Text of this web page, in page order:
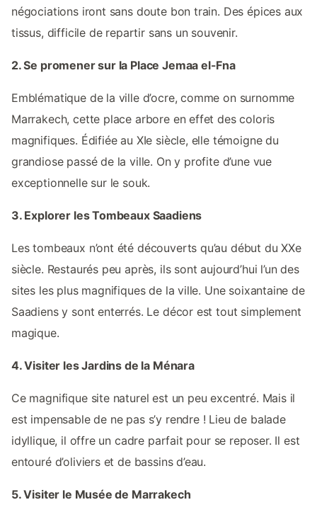
négociations iront sans doute bon train. Des épices aux
tissus, difficile de repartir sans un souvenir.
2. Se promener sur la Place Jemaa el-Fna
Emblématique de la ville d’ocre, comme on surnomme
Marrakech, cette place arbore en effet des coloris
magnifiques. Édifiée au XIe siècle, elle témoigne du
grandiose passé de la ville. On y profite d’une vue
exceptionnelle sur le souk.
3. Explorer les Tombeaux Saadiens
Les tombeaux n’ont été découverts qu’au début du XXe
siècle. Restaurés peu après, ils sont aujourd’hui l’un des
sites les plus magnifiques de la ville. Une soixantaine de
Saadiens y sont enterrés. Le décor est tout simplement
magique.
4. Visiter les Jardins de la Ménara
Ce magnifique site naturel est un peu excentré. Mais il
est impensable de ne pas s’y rendre ! Lieu de balade
idyllique, il offre un cadre parfait pour se reposer. Il est
entouré d’oliviers et de bassins d’eau.
5. Visiter le Musée de Marrakech